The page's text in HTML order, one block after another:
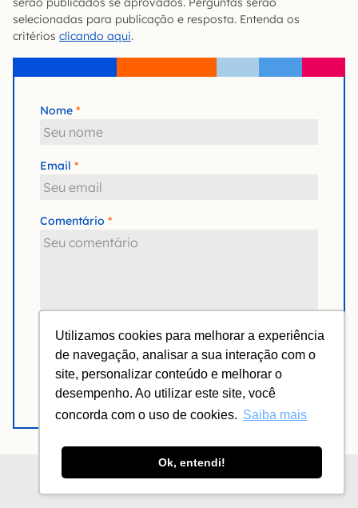
Utilizamos cookies para melhorar a experiência
de navegação, analisar a sua interação com o
site, personalizar conteúdo e melhorar o
desempenho. Ao utilizar este site, você
concorda com o uso de cookies. Saiba mais
Ok, entendi!
selecionadas para publicação e resposta. Entenda os
critérios clicando aqui.
Nome
Email
Comentário
Notifique-me de novas respostas via e-mail.
Enviar comentário